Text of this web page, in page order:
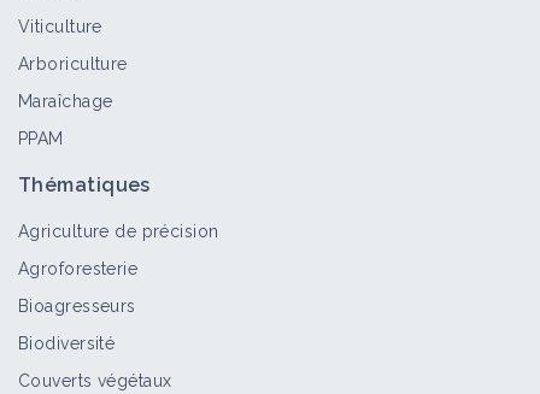
Viticulture
Arboriculture
Maraîchage
PPAM
Thématiques
Agriculture de précision
Agroforesterie
Bioagresseurs
Biodiversité
Couverts végétaux